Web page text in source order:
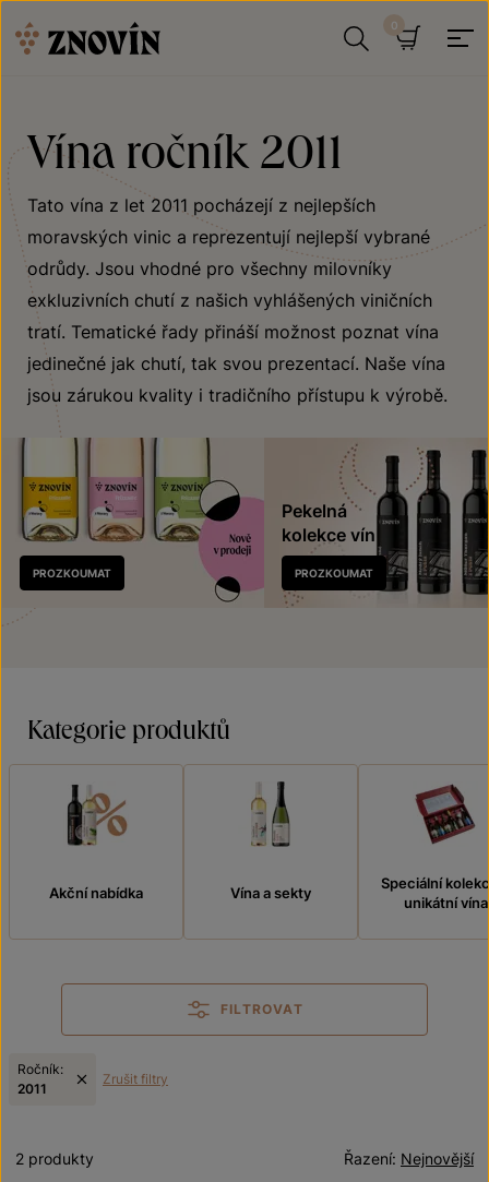
Vína ročník 2011
Tato vína z let 2011 pocházejí z nejlepších
moravských vinic a reprezentují nejlepší vybrané
odrůdy. Jsou vhodné pro všechny milovníky
exkluzivních chutí z našich vyhlášených viničních
tratí. Tematické řady přináší možnost poznat vína
jedinečné jak chutí, tak svou prezentací. Naše vína
jsou zárukou kvality i tradičního přístupu k výrobě.
Nově
v prodeji
PROZKOUMAT
Pekelná
kolekce vín
PROZKOUMAT
Kategorie produktů
Akční nabídka Vína a sekty
Speciální
unikátní vína
FILTROVAT
Ročník:
2011
Zrušit filtry
Nejnovější
Řazení:
2 produkty